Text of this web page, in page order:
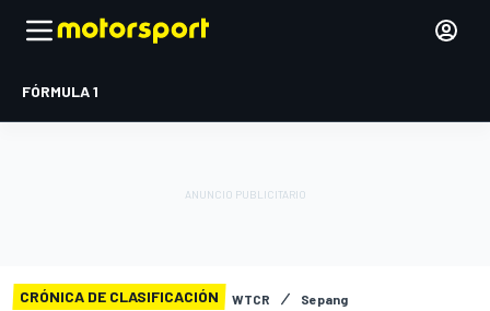
FÓRMULA 1
CRÓNICA DE CLASIFICACIÓN WTCR Sepang